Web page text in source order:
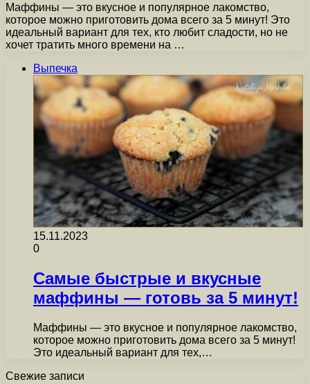
Маффины — это вкусное и популярное лакомство,
которое можно приготовить дома всего за 5 минут! Это
идеальный вариант для тех, кто любит сладости, но не
хочет тратить много времени на …
Выпечка
15.11.2023
0
Самые быстрые и вкусные
маффины — готовь за 5 минут!
Маффины — это вкусное и популярное лакомство,
которое можно приготовить дома всего за 5 минут!
Это идеальный вариант для тех,…
Свежие записи